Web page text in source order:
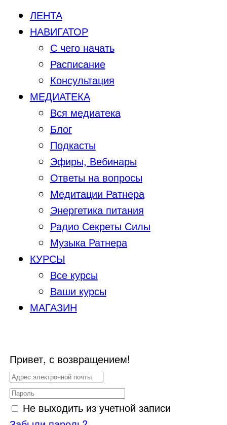
ЛЕНТА
НАВИГАТОР
С чего начать
Расписание
Консультация
МЕДИАТЕКА
Вся медиатека
Блог
Подкасты
Эфиры, Вебинары
Ответы на вопросы
Медитации Ратнера
Энергетика питания
Радио Секреты Силы
Музыка Ратнера
КУРСЫ
Все курсы
Ваши курсы
МАГАЗИН
Привет, с возвращением!
Не выходить из учетной записи